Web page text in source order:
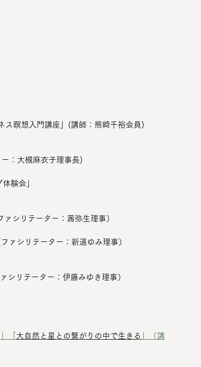
瞑想入門講座」(講師：熊崎千裕会員)
：大槻麻衣子理事長)
験会」
シリテーター：茜弥生理事）
ァシリテーター：新道ゆみ理事）
シリテーター：伊藤みゆき理事）
「 大自然と星との繋がりの中で生きる
」（講